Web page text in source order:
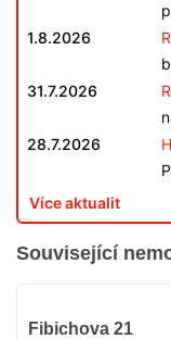
1.8.2026
31.7.2026
28.7.2026
Více aktualit
Související
Fibichova 21